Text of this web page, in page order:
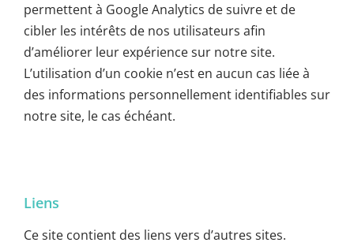
permettent à Google Analytics de suivre et de
cibler les intérêts de nos utilisateurs afin
d’améliorer leur expérience sur notre site.
L’utilisation d’un cookie n’est en aucun cas liée à
des informations personnellement identifiables sur
notre site, le cas échéant.
Liens
Ce site contient des liens vers d’autres sites.